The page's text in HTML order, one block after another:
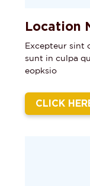
Location
Excepteur sint
sunt in culpa
eopksio
CLICK